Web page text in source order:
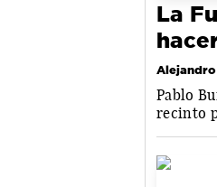
La
Pablo
recinto